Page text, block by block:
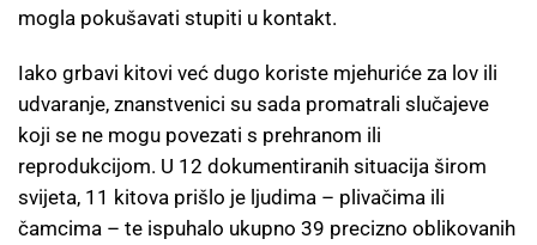
mogla pokušavati stupiti u kontakt.
Iako grbavi kitovi već dugo koriste mjehuriće za lov ili
udvaranje, znanstvenici su sada promatrali slučajeve
koji se ne mogu povezati s prehranom ili
reprodukcijom. U 12 dokumentiranih situacija širom
svijeta, 11 kitova prišlo je ljudima – plivačima ili
čamcima – te ispuhalo ukupno 39 precizno oblikovanih